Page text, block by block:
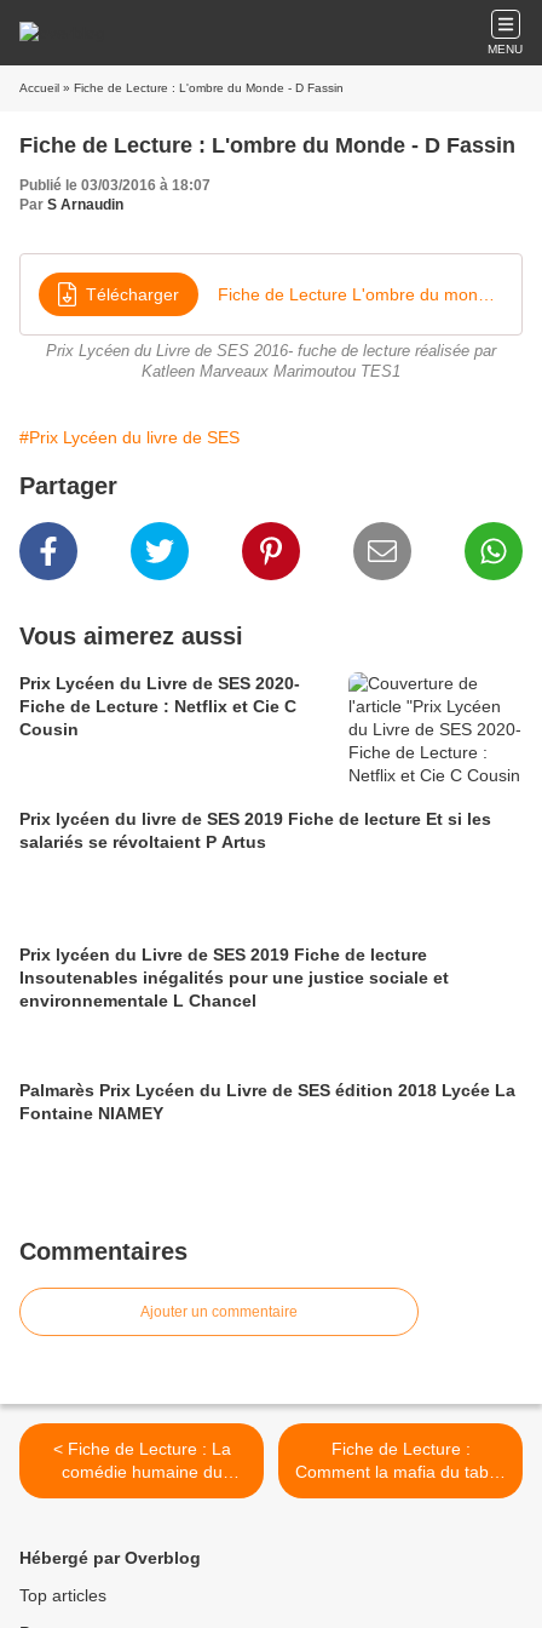
MENU
Accueil » Fiche de Lecture : L'ombre du Monde - D Fassin
Fiche de Lecture : L'ombre du Monde - D Fassin
Publié le 03/03/2016 à 18:07
Par S Arnaudin
Télécharger
Prix Lycéen du Livre de SES 2016- fuche de lecture réalisée par
Katleen Marveaux Marimoutou TES1
#Prix Lycéen du livre de SES
Partager
Vous aimerez aussi
Prix Lycéen du Livre de SES 2020-
Fiche de Lecture : Netflix et Cie C
Cousin
Prix lycéen du livre de SES 2019 Fiche de lecture Et si les
salariés se révoltaient P Artus
Prix lycéen du Livre de SES 2019 Fiche de lecture
Insoutenables inégalités pour une justice sociale et
environnementale L Chancel
Palmarès Prix Lycéen du Livre de SES édition 2018 Lycée La
Fontaine NIAMEY
Commentaires
Ajouter un commentaire
< Fiche de Lecture : La
comédie humaine du
travail-D Linhart
Fiche de Lecture :
Comment la mafia du tabac
nous manipule- M Lomazzi
Hébergé par Overblog
Top articles